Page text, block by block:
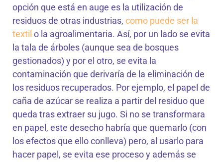
opción que está en auge es la utilización de
residuos de otras industrias, como puede ser la
textil o la agroalimentaria. Así, por un lado se evita
la tala de árboles (aunque sea de bosques
gestionados) y por el otro, se evita la
contaminación que derivaría de la eliminación de
los residuos recuperados. Por ejemplo, el papel de
caña de azúcar se realiza a partir del residuo que
queda tras extraer su jugo. Si no se transformara
en papel, este desecho habría que quemarlo (con
los efectos que ello conlleva) pero, al usarlo para
hacer papel, se evita ese proceso y además se